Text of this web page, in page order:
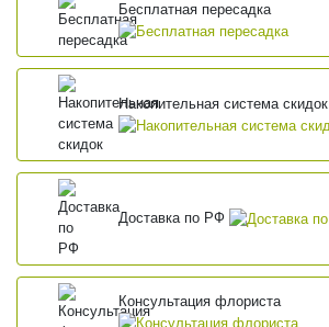
Бесплатная пересадка
Накопительная система скидок
Доставка по РФ
Консультация флориста